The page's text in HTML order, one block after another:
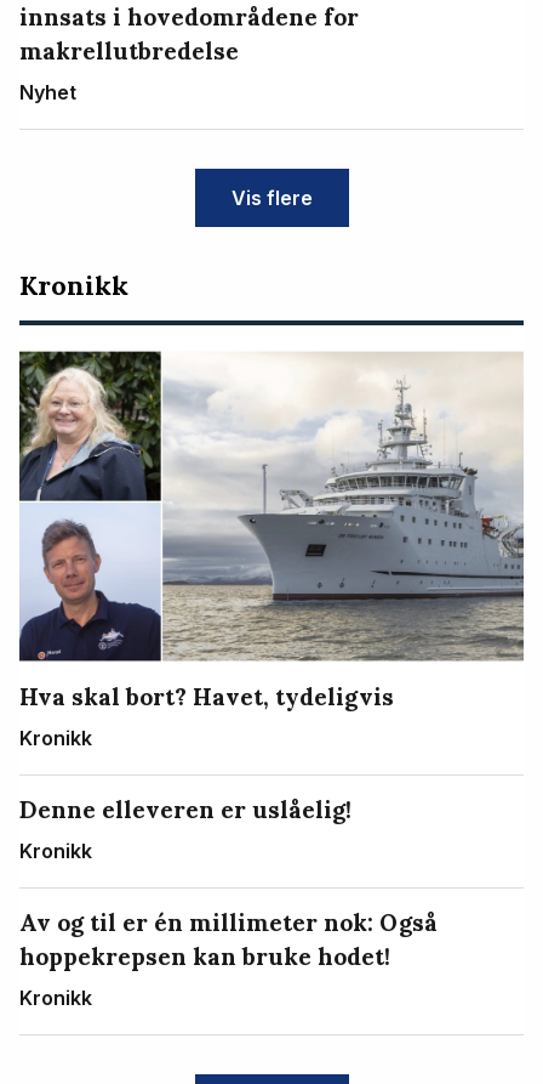
innsats i hovedområdene for
makrellutbredelse
Nyhet
Vis flere
Kronikk
Hva skal bort? Havet, tydeligvis
Kronikk
Denne elleveren er uslåelig!
Kronikk
Av og til er én millimeter nok: Også
hoppekrepsen kan bruke hodet!
Kronikk